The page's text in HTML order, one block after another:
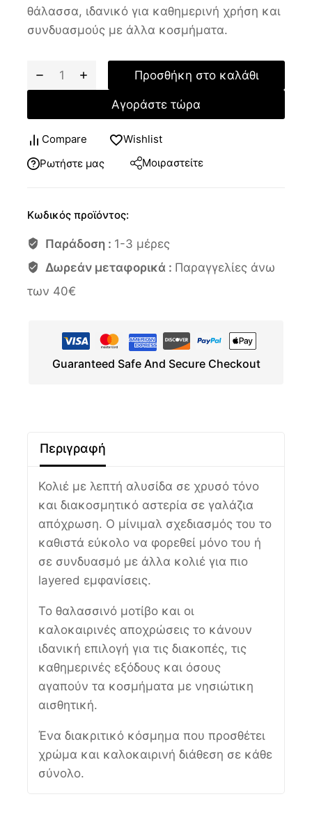
θάλασσα, ιδανικό για καθημερινή χρήση και
συνδυασμούς με άλλα κοσμήματα.
Προσθήκη στο καλάθι
Αγοράστε τώρα
Compare
Wishlist
Ρωτήστε μας
Μοιραστείτε
Κωδικός προϊόντος:
Παράδοση : 1-3 μέρες
Δωρεάν μεταφορικά : Παραγγελίες άνω
των 40€
Guaranteed Safe And Secure Checkout
Περιγραφή
Κολιέ με λεπτή αλυσίδα σε χρυσό τόνο
και διακοσμητικό αστερία σε γαλάζια
απόχρωση. Ο μίνιμαλ σχεδιασμός του το
καθιστά εύκολο να φορεθεί μόνο του ή
σε συνδυασμό με άλλα κολιέ για πιο
layered εμφανίσεις.
Το θαλασσινό μοτίβο και οι
καλοκαιρινές αποχρώσεις το κάνουν
ιδανική επιλογή για τις διακοπές, τις
καθημερινές εξόδους και όσους
αγαπούν τα κοσμήματα με νησιώτικη
αισθητική.
Ένα διακριτικό κόσμημα που προσθέτει
χρώμα και καλοκαιρινή διάθεση σε κάθε
σύνολο.